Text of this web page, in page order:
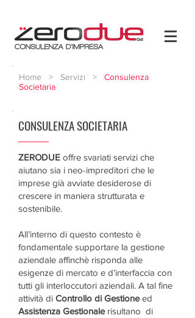
Home > Servizi > Consulenza
Societaria
CONSULENZA SOCIETARIA
ZERODUE offre svariati servizi che
aiutano sia i neo-impreditori che le
imprese già avviate desiderose di
crescere in maniera strutturata e
sostenibile.
All’interno di questo contesto è
fondamentale supportare la gestione
aziendale affinchè risponda alle
esigenze di mercato e d’interfaccia con
tutti gli interloccutori aziendali. A tal fine
attività di Controllo di Gestioneed
Assistenza Gestionalerisultano di